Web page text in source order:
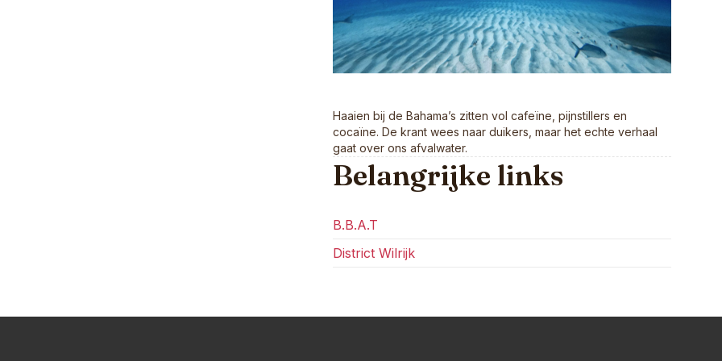
Haaien bij de Bahama’s zitten vol cafeïne, pijnstillers en
cocaïne. De krant wees naar duikers, maar het echte verhaal
gaat over ons afvalwater.
Belangrijke links
B.B.A.T
District Wilrijk